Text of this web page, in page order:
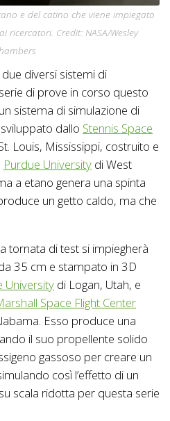
e del catino che viene impiegato
Credit: NASA/Wesley
diversi sistemi di
di prove in corso questo
sistema di simulazione di
dallo Stennis Space
Louis, Mississippi, costruito e
Purdue University di West
a etano genera una spinta
un getto caldo, ma che
tornata di test si impiegherà
35 cm e stampato in 3D
University di Logan, Utah, e
Space Flight Center
Esso produce una
il suo propellente solido
gassoso per creare un
così l’effetto di un
scala ridotta per questa serie